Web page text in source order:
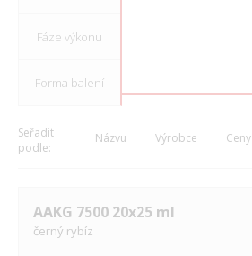
Fáze výkonu
Forma balení
Seřadit
podle:
Názvu Výrobce Ceny
AAKG 7500 20x25 ml
černý rybíz